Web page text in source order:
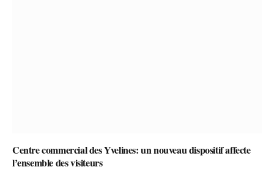
Centre commercial des Yvelines: un nouveau dispositif affecte
l’ensemble des visiteurs